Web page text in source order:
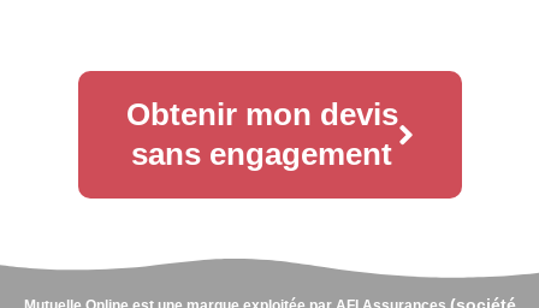
Obtenir mon devis
sans engagement